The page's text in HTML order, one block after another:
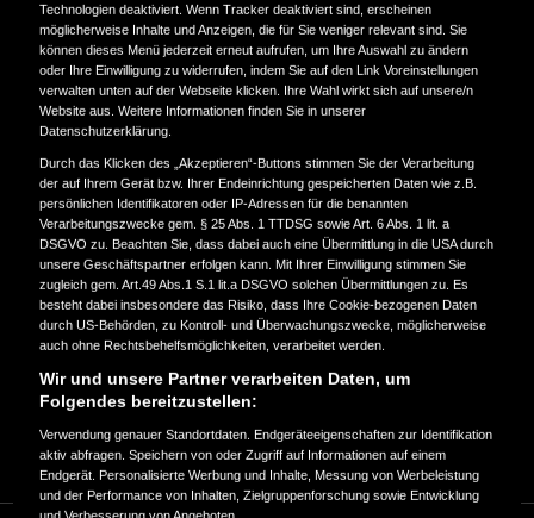
Wir starten ganz easy:
WILLST DU EIN BIKE ODER EINEN
ROLLER?
Technologien deaktiviert. Wenn Tracker deaktiviert sind, erscheinen
möglicherweise Inhalte und Anzeigen, die für Sie weniger relevant sind. Sie
können dieses Menü jederzeit erneut aufrufen, um Ihre Auswahl zu ändern
oder Ihre Einwilligung zu widerrufen, indem Sie auf den Link Voreinstellungen
verwalten unten auf der Webseite klicken. Ihre Wahl wirkt sich auf unsere/n
Website aus. Weitere Informationen finden Sie in unserer
Datenschutzerklärung.
Durch das Klicken des „Akzeptieren“-Buttons stimmen Sie der Verarbeitung
der auf Ihrem Gerät bzw. Ihrer Endeinrichtung gespeicherten Daten wie z.B.
persönlichen Identifikatoren oder IP-Adressen für die benannten
Verarbeitungszwecke gem. § 25 Abs. 1 TTDSG sowie Art. 6 Abs. 1 lit. a
DSGVO zu. Beachten Sie, dass dabei auch eine Übermittlung in die USA durch
unsere Geschäftspartner erfolgen kann. Mit Ihrer Einwilligung stimmen Sie
zugleich gem. Art.49 Abs.1 S.1 lit.a DSGVO solchen Übermittlungen zu. Es
besteht dabei insbesondere das Risiko, dass Ihre Cookie-bezogenen Daten
durch US-Behörden, zu Kontroll- und Überwachungszwecke, möglicherweise
auch ohne Rechtsbehelfsmöglichkeiten, verarbeitet werden.
Wir und unsere Partner verarbeiten Daten, um
Folgendes bereitzustellen:
Verwendung genauer Standortdaten. Endgeräteeigenschaften zur Identifikation
aktiv abfragen. Speichern von oder Zugriff auf Informationen auf einem
Endgerät. Personalisierte Werbung und Inhalte, Messung von Werbeleistung
und der Performance von Inhalten, Zielgruppenforschung sowie Entwicklung